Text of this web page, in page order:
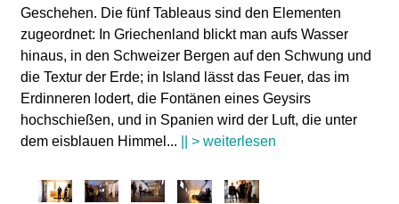
Geschehen. Die fünf Tableaus sind den Elementen
zugeordnet: In Griechenland blickt man aufs Wasser
hinaus, in den Schweizer Bergen auf den Schwung und
die Textur der Erde; in Island lässt das Feuer, das im
Erdinneren lodert, die Fontänen eines Geysirs
hochschießen, und in Spanien wird der Luft, die unter
dem eisblauen Himmel ... || > weiterlesen